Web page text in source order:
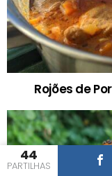
44
PARTILHAS
Rojões de